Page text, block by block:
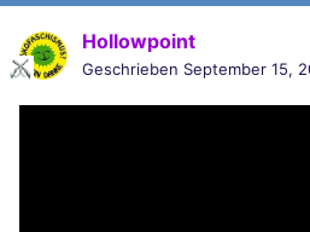
Hollowpoint
Geschrieben September 15,